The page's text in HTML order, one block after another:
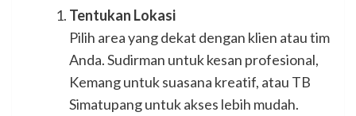
Tentukan Lokasi
Pilih area yang dekat dengan klien atau tim
Anda. Sudirman untuk kesan profesional,
Kemang untuk suasana kreatif, atau TB
Simatupang untuk akses lebih mudah.